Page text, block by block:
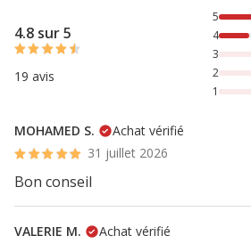
4.8 sur 5
19 avis
79% des personnes lont noté5
4
3
2
1
MOHAMED S.
Achat vérifié
31 juillet 2026
Bon conseil
VALERIE M.
Achat vérifié